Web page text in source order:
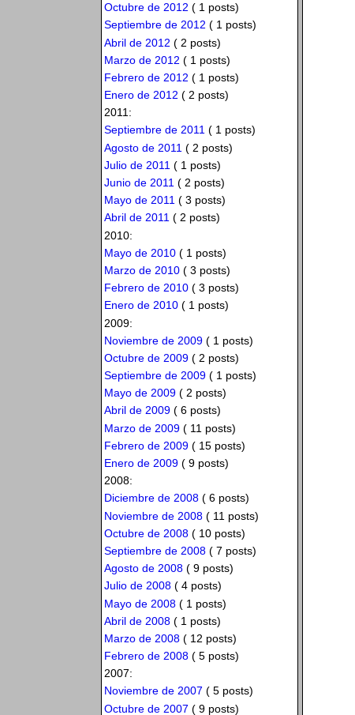
Octubre de 2012 ( 1 posts)
Septiembre de 2012 ( 1 posts)
Abril de 2012 ( 2 posts)
Marzo de 2012 ( 1 posts)
Febrero de 2012 ( 1 posts)
Enero de 2012 ( 2 posts)
2011:
Septiembre de 2011( 1 posts)
Agosto de 2011 ( 2 posts)
Julio de 2011 ( 1 posts)
Junio de 2011 ( 2 posts)
Mayo de 2011 ( 3 posts)
Abril de 2011( 2 posts)
2010:
Mayo de 2010( 1 posts)
Marzo de 2010( 3 posts)
Febrero de 2010( 3 posts)
Enero de 2010( 1 posts)
2009:
Noviembre de 2009( 1 posts)
Octubre de 2009( 2 posts)
Septiembre de 2009( 1 posts)
Mayo de 2009( 2 posts)
Abril de 2009( 6 posts)
Marzo de 2009( 11 posts)
Febrero de 2009( 15 posts)
Enero de 2009( 9 posts)
2008:
Diciembre de 2008( 6 posts)
Noviembre de 2008( 11 posts)
Octubre de 2008( 10 posts)
Septiembre de 2008( 7 posts)
Agosto de 2008( 9 posts)
Julio de 2008( 4 posts)
Mayo de 2008( 1 posts)
Abril de 2008( 1 posts)
Marzo de 2008( 12 posts)
Febrero de 2008( 5 posts)
2007:
Noviembre de 2007 ( 5 posts)
Octubre de 2007 ( 9 posts)